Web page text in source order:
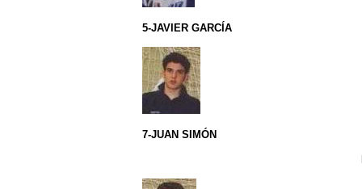
5-JAVIER GARCÍA
7-JUAN SIMÓN